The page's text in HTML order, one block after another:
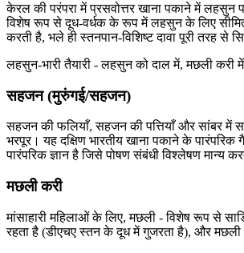
केरल की परंपरा में प्रसवोत्तर खाना पकाने में लहसुन
विशेष रूप से दूध-वर्धक के रूप में लहसुन के लिए सीमित
करती है, भले ही स्तनपान-विशिष्ट दावा पूरी तरह से
लहसुन-भारी तैयारी - लहसुन को दाल में, मछली करी
सहजन (मुरुंगई/सहजन)
सहजन की फलियाँ, सहजन की पत्तियाँ और सांबर में
भरपूर। यह दक्षिण भारतीय खाना पकाने के
पारंपरिक ज्ञान है जिसे पोषण संबंधी विश्लेषण मान्य
मछली करी
मांसाहारी महिलाओं के लिए, मछली - विशेष रूप से
रहता है (डीएचए स्तन के दूध में गुजरता है), और मछली